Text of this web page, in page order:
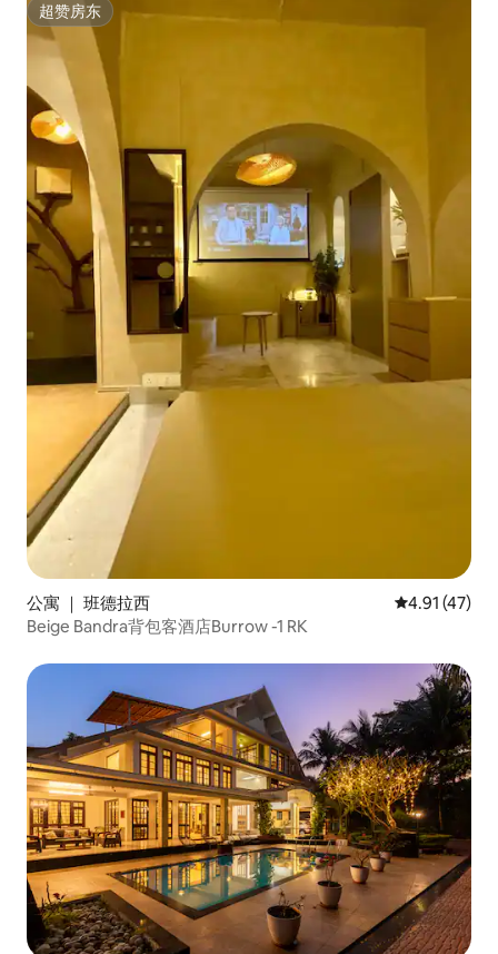
超赞房东
超赞房东
公寓 ｜ 班德拉西 平均评分
4.91 (47)
Beige Bandra背包客酒店Burrow -1 RK